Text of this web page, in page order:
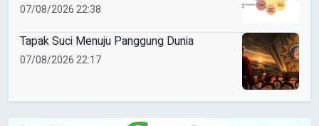
07/08/2026 22:38
Tapak Suci Menuju Panggung Dunia
07/08/2026 22:17